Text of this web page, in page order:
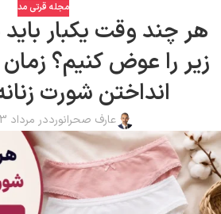
مجله قرتی مد
هر چند وقت یکبار
زیر را عوض کنیم؟
انداختن شورت
عارف صحرانورددر مرداد 13, 1405